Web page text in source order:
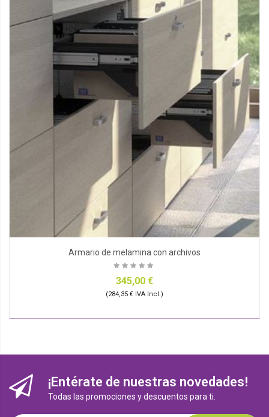
Armario de melamina con archivos
345,00 €
(284,35 € IVA Incl.)
¡Entérate de nuestras novedades!
Todas las promociones y descuentos para ti.